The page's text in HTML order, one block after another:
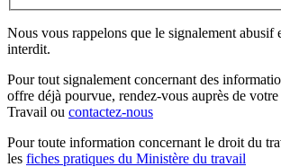
Nous vous rappelons que le signalement abusif
interdit.
Pour tout signalement concernant des
offre déjà pourvue, rendez-vous auprès de
Travail ou contactez-nous
Pour toute information concernant le droit du
les fiches pratiques du Ministère du travail